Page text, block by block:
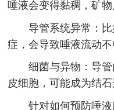
唾液会变得黏稠，矿物
导管系统异常：
症，会导致唾液流动
细菌与异物：导
皮细胞，可能成为结石
针对如何预防唾